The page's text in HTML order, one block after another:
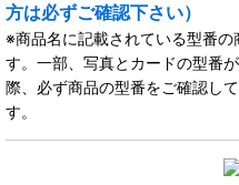
方は必ずご確認下さい）
※商品名に記載されている型番
す。一部、写真とカードの型番
際、必ず商品の型番をご確認し
す。